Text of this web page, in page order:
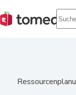
Inhalt
springen